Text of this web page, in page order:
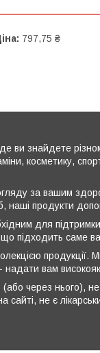
797,75 ₴
ви знайдете
косметику,
за вашим
наші продукти
для
підходить саме
продукції.
вам
через нього),
не є